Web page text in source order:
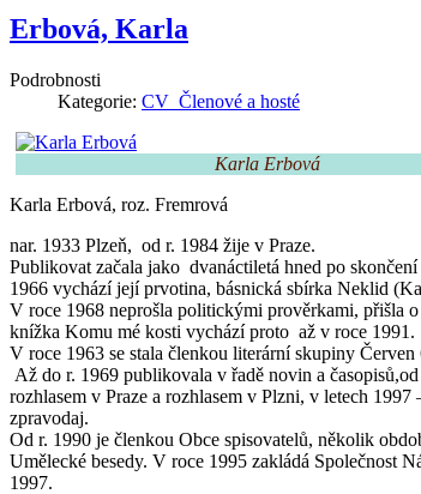
Erbová, Karla
Podrobnosti
Kategorie: CV_Členové a hosté
Karla Erbová
Karla Erbová, roz. Fremrová
nar. 1933 Plzeň, od r. 1984 žije v Praze.
Publikovat začala jako dvanáctiletá hned po
1966 vychází její prvotina, básnická sbírka Neklid
V roce 1968 neprošla politickými prověrkami, přišla
knížka Komu mé kosti vychází proto až v roce 1991.
V roce 1963 se stala členkou literární skupiny
Až do r. 1969 publikovala v řadě novin a
rozhlasem v Praze a rozhlasem v Plzni, v letech
zpravodaj.
Od r. 1990 je členkou Obce spisovatelů, několik
Umělecké besedy. V roce 1995 zakládá Společnost
1997.